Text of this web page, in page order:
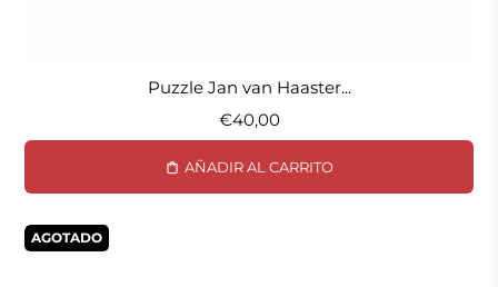
Puzzle Jan van Haaster...
€40,00
AÑADIR AL CARRITO
AGOTADO